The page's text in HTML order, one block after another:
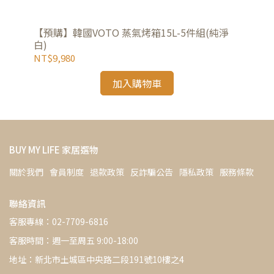
【預購】韓國VOTO 蒸氣烤箱15L-5件組(純淨
白)
NT$9,980
加入購物車
BUY MY LIFE 家居選物
關於我們 會員制度 退款政策 反詐騙公告 隱私政策 服務條款
聯絡資訊
客服專線：02-7709-6816
客服時間：週一至周五 9:00-18:00
地址：新北市土城區中央路二段191號10樓之4